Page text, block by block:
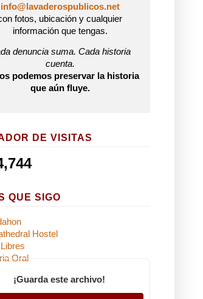
info@lavaderospublicos.net
fotos, ubicación y cualquier
información que tengas.
denuncia suma. Cada historia
cuenta.
podemos preservar la historia
que aún fluye.
DE VISITAS
QUE SIGO
Hostel
Oral
¡Guarda este archivo!